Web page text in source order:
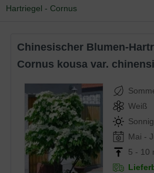
Hartriegel - Cornus
Chinesischer Blumen-
Cornus kousa var.
Weiß
Mai -
5 - 10